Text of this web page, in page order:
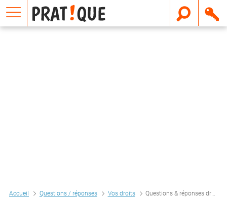
Accueil Questions / réponses Vos droits Questions & réponses droit
E
m
a